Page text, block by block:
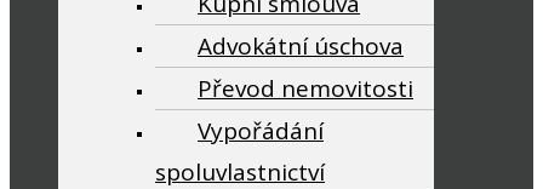
Advokátní úschova
Převod nemovitosti
Vypořádání
spoluvlastnictví